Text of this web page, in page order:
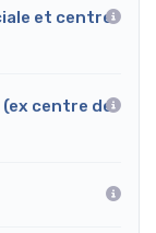
et centre
(ex centre de